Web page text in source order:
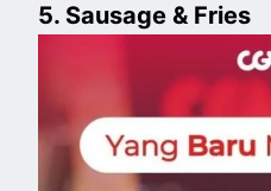
5. Sausage & Fries